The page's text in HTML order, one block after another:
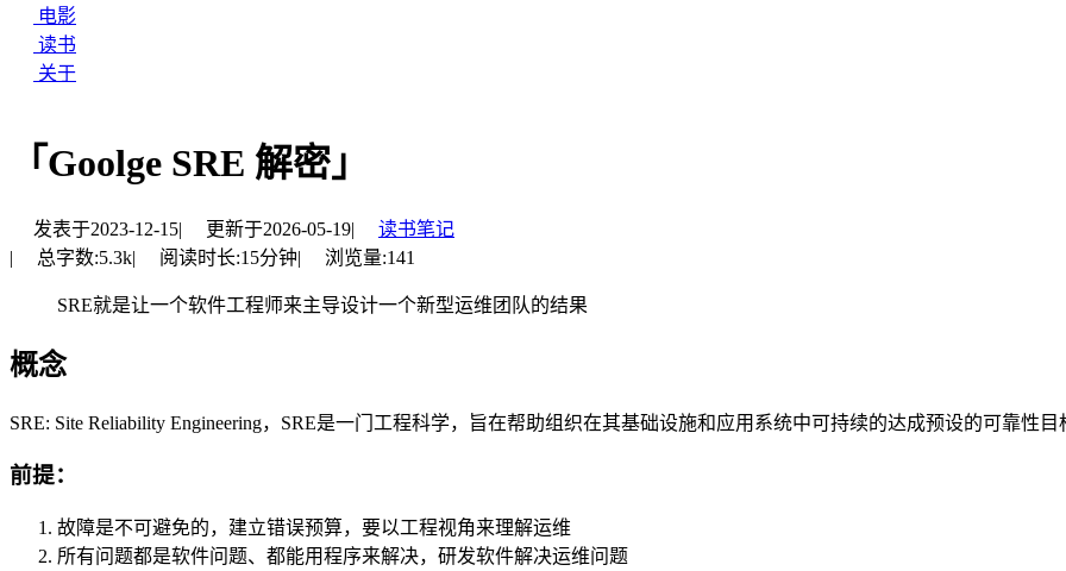
电影
读书
关于
「Goolge SRE 解密」
发表于2023-12-15| 更新于2026-05-19|
读书笔记
|
总字数:5.3k| 阅读时长:15分钟| 浏览量:141
SRE就是让一个软件工程师来主导设计一个新型运维团队的结果
概念
SRE: Site Reliability Engineering，SRE是一门工程科学，旨在帮助组织在其基础设施和应用系统中可持续的达成预设的可靠性目
前提：
故障是不可避免的，建立错误预算，要以工程视角来理解运维
所有问题都是软件问题、都能用程序来解决，研发软件解决运维问题